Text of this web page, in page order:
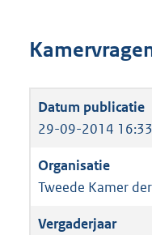
29-09-2014 16:33
Tweede Kamer